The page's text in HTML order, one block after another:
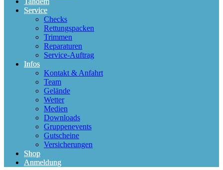
Service
Checks
Rettungspacken
Trimmen
Reparaturen
Service-Auftrag
Infos
Kontakt & Anfahrt
Team
Gelände
Wetter
Medien
Downloads
Gruppenevents
Gutscheine
Versicherungen
Shop
Anmeldung